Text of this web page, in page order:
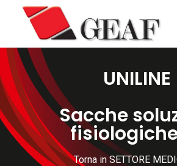
HOME
AZIENDA
KNOW-HOW
I NOSTRI SETTORI
UNILINE
Sacche
fisiologiche
Torna in SETTORE